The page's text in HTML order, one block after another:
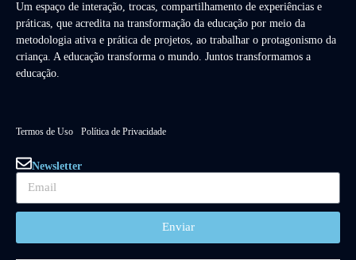
Um espaço de interação, trocas, compartilhamento de experiências e
práticas, que acredita na transformação da educação por meio da
metodologia ativa e prática de projetos, ao trabalhar o protagonismo da
criança. A educação transforma o mundo. Juntos transformamos a
educação.
Termos de Uso Política de Privacidade
Newsletter
Enviar